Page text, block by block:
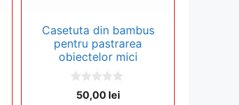
Casetuta din bambus
pentru pastrarea
obiectelor mici
50,00lei